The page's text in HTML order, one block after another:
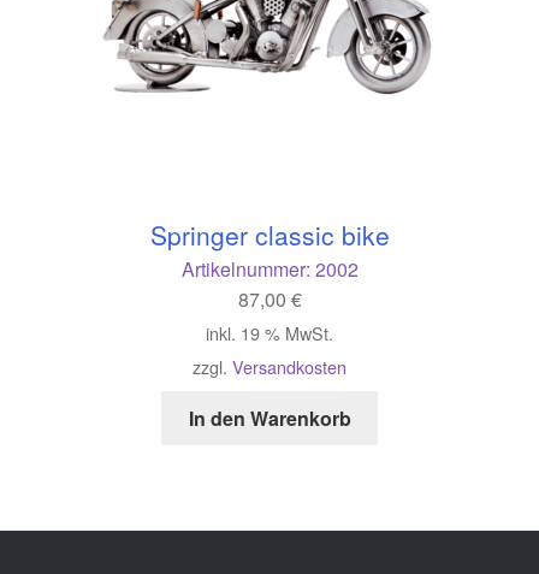
Springer classic bike
Artikelnummer: 2002
87,00 €
inkl. 19 % MwSt.
zzgl. Versandkosten
In den Warenkorb